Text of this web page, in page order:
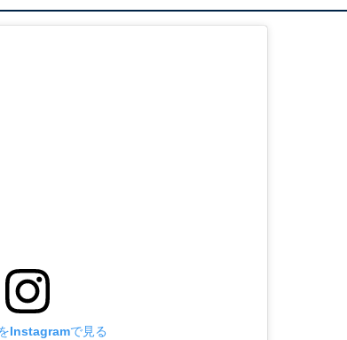
Instagramで見る